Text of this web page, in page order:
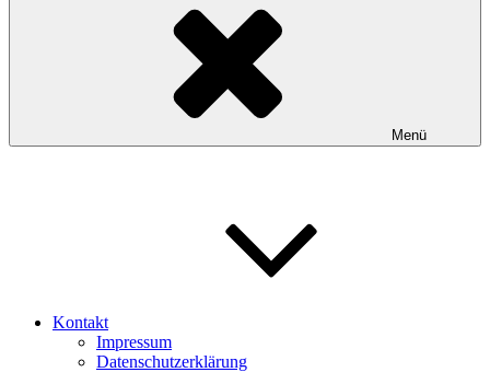
Menü
Kontakt
Impressum
Datenschutzerklärung